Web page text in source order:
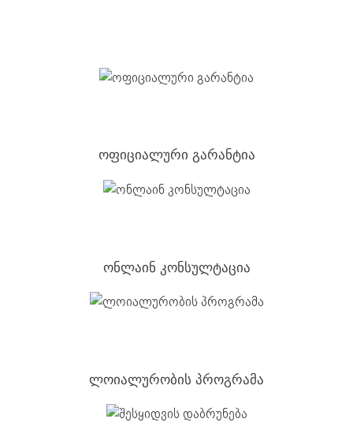
ოფიციალური გარანტია
ონლაინ კონსულტაცია
ლოიალურობის პროგრამა